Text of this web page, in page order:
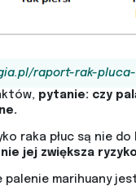
raport-rak-
pytanie: czy
raka płuc są nie
jej zwiększa
palenie marihuany